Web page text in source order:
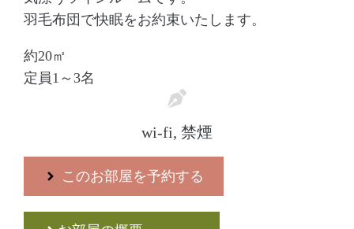
羽毛布団で快眠をお約束いたします。
約20㎡
定員1～3名
wi-fi, 禁煙
このお部屋を予約する